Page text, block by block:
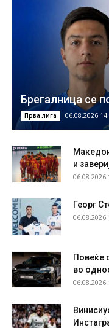
Брегалница се
Прва лига 06.08.2026
и
06.08.2026
Георг
06.08.2026
Повеќе
во
06.08.2026